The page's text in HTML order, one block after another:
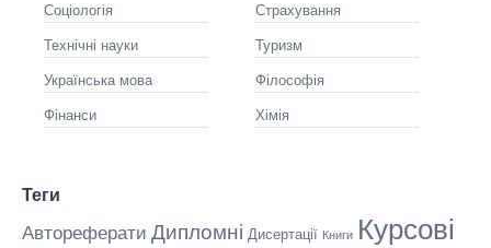
Соціологія Страхування
Технічні науки Туризм
Українська мова Філософія
Фінанси Хімія
Теги
Автореферати Дипломні Дисертації Книги Курсові